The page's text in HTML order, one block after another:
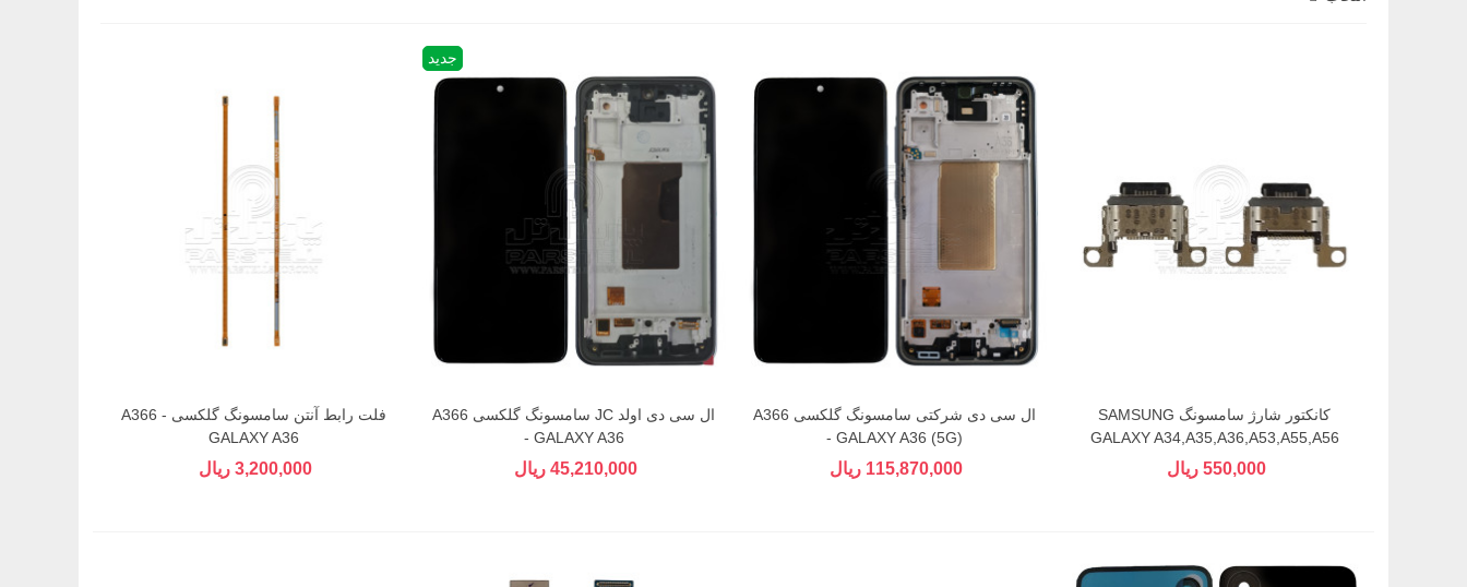
کانکتور شارژ سامسونگ SAMSUNG
GALAXY A34,A35,A36,A53,A55,A56
550,000 ریال
ال سی دی شرکتی سامسونگ گلکسی A366
- GALAXY A36 (5G)
115,870,000 ریال
جدید
ال سی دی اولد JC سامسونگ گلکسی A366
- GALAXY A36
45,210,000 ریال
فلت رابط آنتن سامسونگ گلکسی A366 -
GALAXY A36
3,200,000 ریال